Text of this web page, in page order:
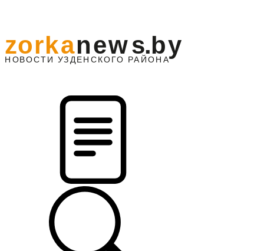
НО ВОСТИ УЗДЕНС КО ГО РАЙОНА
zorkanews.by